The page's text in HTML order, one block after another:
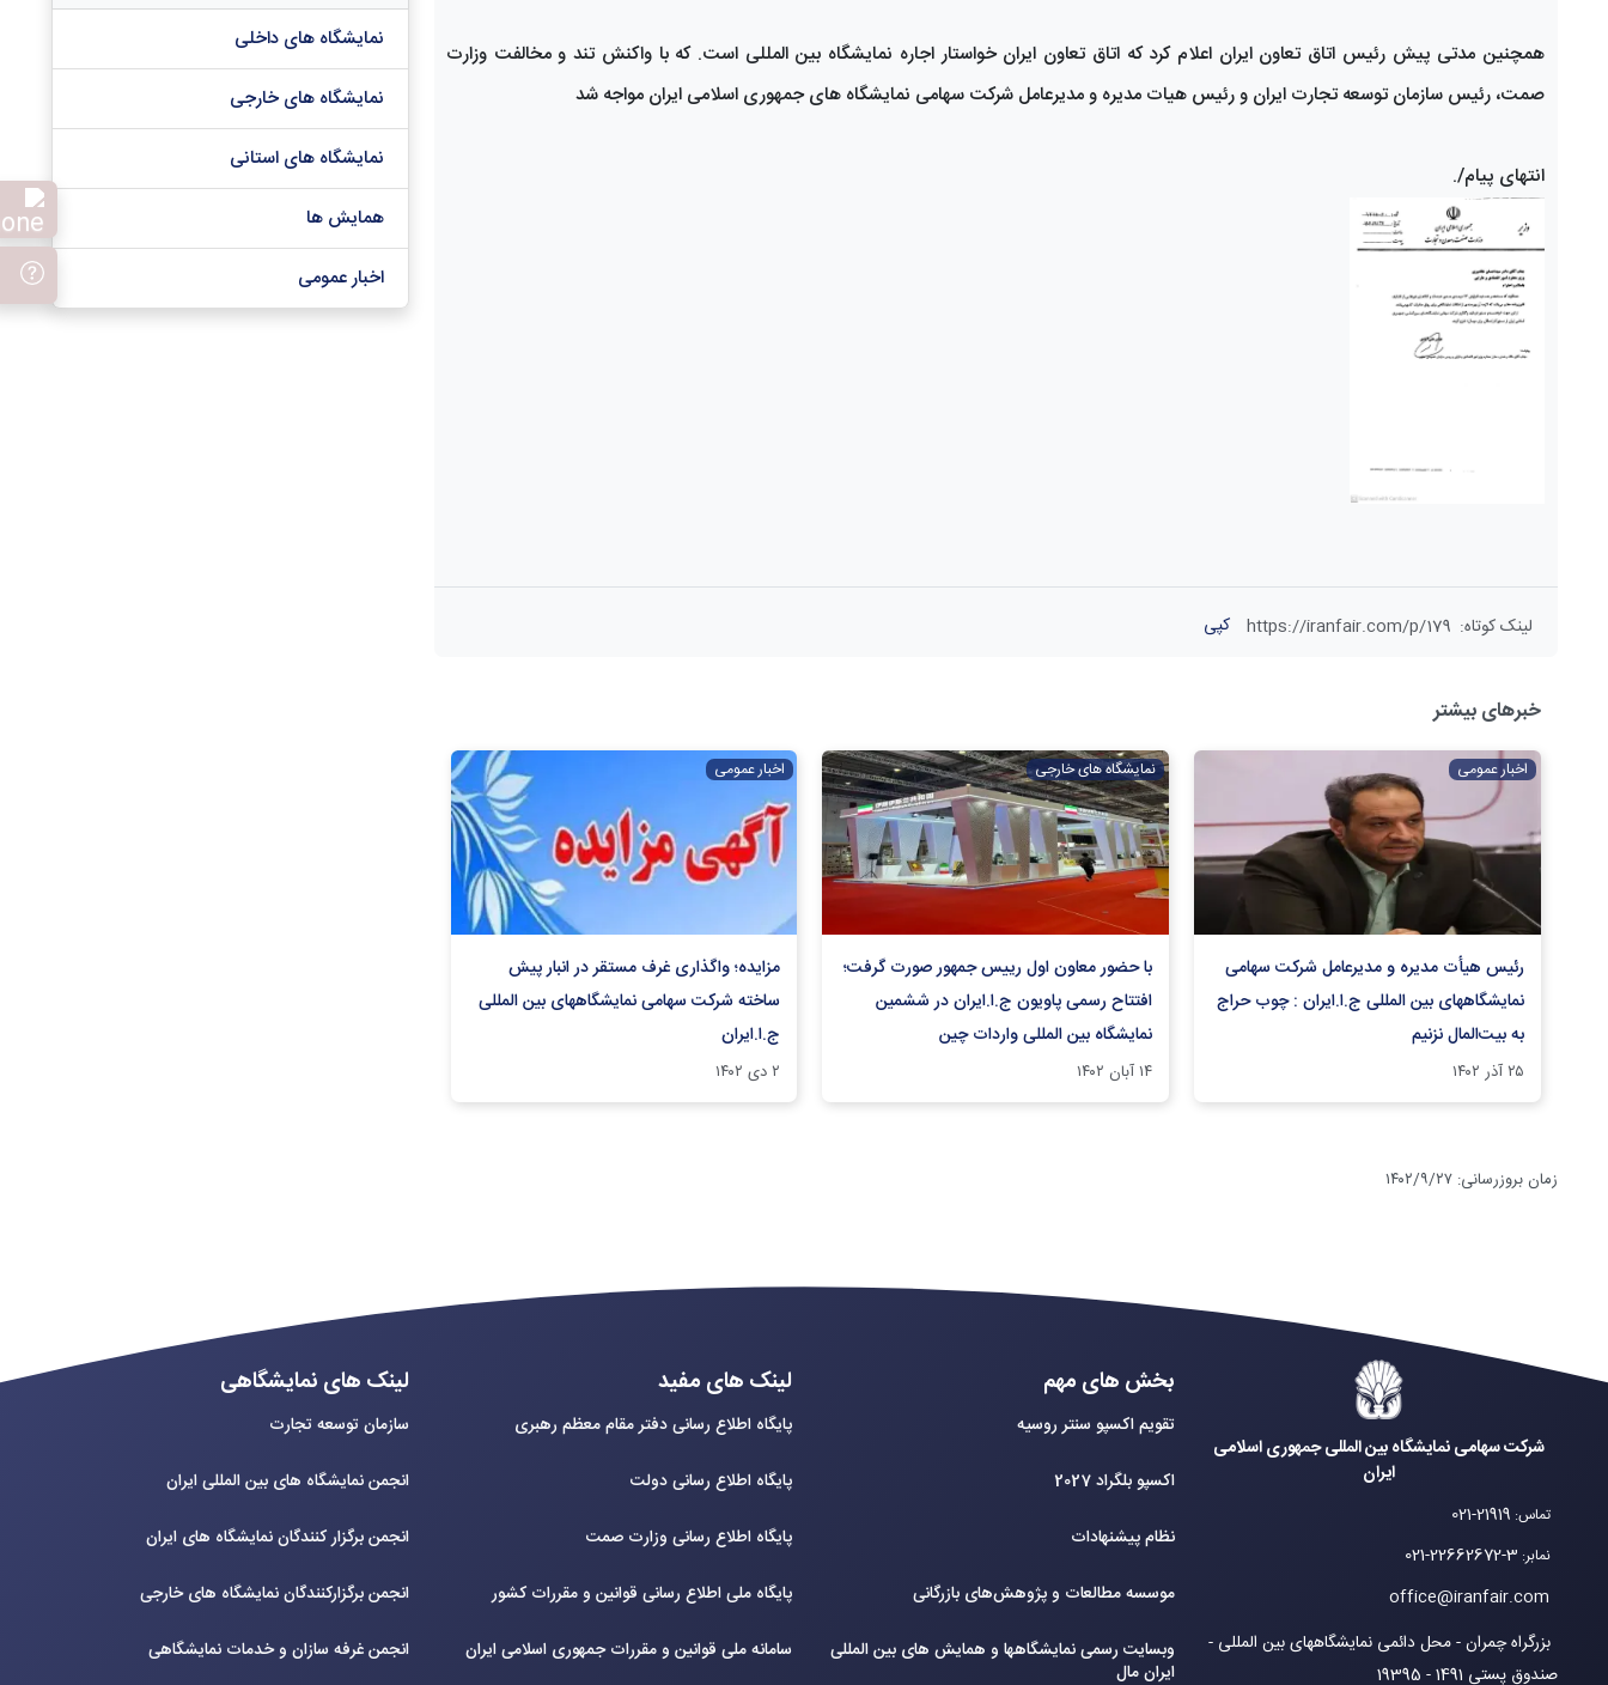
همچنین مدتی پیش رئیس اتاق تعاون ایران اعلام کرد که اتاق تعاون ایران خواستار اجاره نمایشگاه بین المللی است. که با واکنش تند و مخالفت وزارت
صمت، رئیس سازمان توسعه تجارت ایران و رئیس هیات مدیره و مدیرعامل شرکت سهامی نمایشگاه های جمهوری اسلامی ایران مواجه شد
انتهای پیام/.
لینک کوتاه:
https://iranfair.com/p/179 کپی
خبرهای بیشتر
اخبار عمومی
رئیس هیأت مدیره و مدیرعامل شرکت سهامی
نمایشگاههای بین المللی ج.ا.ایران : چوب حراج
به بیت‌المال نزنیم
۲۵ آذر ۱۴۰۲
نمایشگاه های خارجی
با حضور معاون اول رییس جمهور صورت گرفت؛
افتتاح رسمی پاویون ج.ا.ایران در ششمین
نمایشگاه بین المللی واردات چین
۱۴ آبان ۱۴۰۲
اخبار عمومی
مزایده؛ واگذاری غرف مستقر در انبار پیش
ساخته شرکت سهامی نمایشگاههای بین المللی
ج.ا.ایران
۲ دی ۱۴۰۲
نمایشگاه های داخلی
نمایشگاه های خارجی
نمایشگاه های استانی
همایش ها
اخبار عمومی
زمان بروزرسانی:۱۴۰۲/۹/۲۷
شرکت سهامی نمایشگاه بین المللی جمهوری اسلامی
ایران
تماس:
021-21919
نمابر:
021-22662672-3
office@iranfair.com
بزرگراه چمران - محل دائمی نمایشگاههای بین المللی -
صندوق پستی 1491 - 19395
بخش های مهم
تقویم اکسپو سنتر روسیه
اکسپو بلگراد 2027
نظام پیشنهادات
موسسه مطالعات و پژوهش‌های بازرگانی
وبسایت رسمی نمایشگاهها و همایش های بین‌ المللی
ایران مال
لینک های مفید
پایگاه اطلاع رسانی دفتر مقام معظم رهبری
پایگاه اطلاع رسانی دولت
پایگاه اطلاع رسانی وزارت صمت
پایگاه ملی اطلاع رسانی قوانین و مقررات کشور
سامانه ملی قوانین و مقررات جمهوری اسلامی ایران
لینک های نمایشگاهی
سازمان توسعه تجارت
انجمن نمایشگاه های بین المللی ایران
انجمن برگزار کنندگان نمایشگاه های ایران
انجمن برگزارکنندگان نمایشگاه های خارجی
انجمن غرفه سازان و خدمات نمایشگاهی